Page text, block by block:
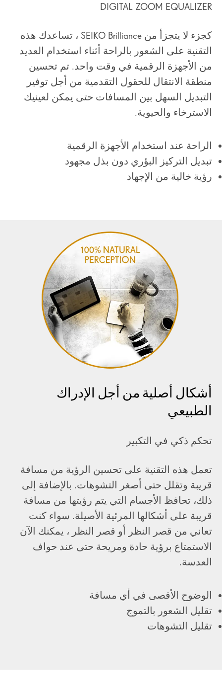
DIGITAL ZOOM EQUALIZER
كجزء لا يتجزأ من SEIKO Brilliance ، تساعدك هذه
التقنية على الشعور بالراحة أثناء استخدام العديد
من الأجهزة الرقمية في وقت واحد. تم تحسين
منطقة الانتقال للحقول التقدمية من أجل توفير
التبديل السهل بين المسافات حتى يمكن لعينيك
الاسترخاء والحيوية.
الراحة عند استخدام الأجهزة الرقمية
تبديل التركيز البؤري دون بذل مجهود
رؤية خالية من الإجهاد
أشكال أصلية من أجل الإدراك
الطبيعي
تحكم ذكي في التكبير
تعمل هذه التقنية على تحسين الرؤية من مسافة
قريبة وتقلل حتى أصغر التشوهات. بالإضافة إلى
ذلك، تحافظ الأجسام التي يتم رؤيتها من مسافة
قريبة على أشكالها المرئية الأصيلة. سواء كنت
تعاني من قصر النظر أو قصر النظر ، يمكنك الآن
الاستمتاع برؤية حادة ومريحة حتى عند حواف
العدسة.
الوضوح الأقصى في أي مسافة
تقليل الشعور بالتموج
تقليل التشوهات